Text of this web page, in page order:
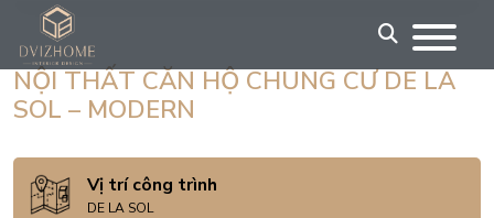
content
NỘI THẤT CĂN HỘ CHUNG CƯ DE LA
SOL – MODERN
Vị trí công trình
DE LA SOL